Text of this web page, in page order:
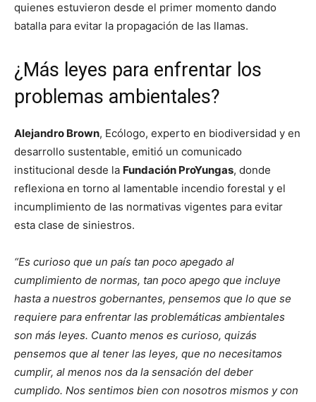
quienes estuvieron desde el primer momento dando
batalla para evitar la propagación de las llamas.
¿Más leyes para enfrentar los
problemas ambientales?
Alejandro Brown, Ecólogo, experto en biodiversidad y en
desarrollo sustentable, emitió un comunicado
institucional desde la Fundación ProYungas, donde
reflexiona en torno al lamentable incendio forestal y el
incumplimiento de las normativas vigentes para evitar
esta clase de siniestros.
“Es curioso que un país tan poco apegado al
cumplimiento de normas, tan poco apego que incluye
hasta a nuestros gobernantes, pensemos que lo que se
requiere para enfrentar las problemáticas ambientales
son más leyes. Cuanto menos es curioso, quizás
pensemos que al tener las leyes, que no necesitamos
cumplir, al menos nos da la sensación del deber
cumplido. Nos sentimos bien con nosotros mismos y con